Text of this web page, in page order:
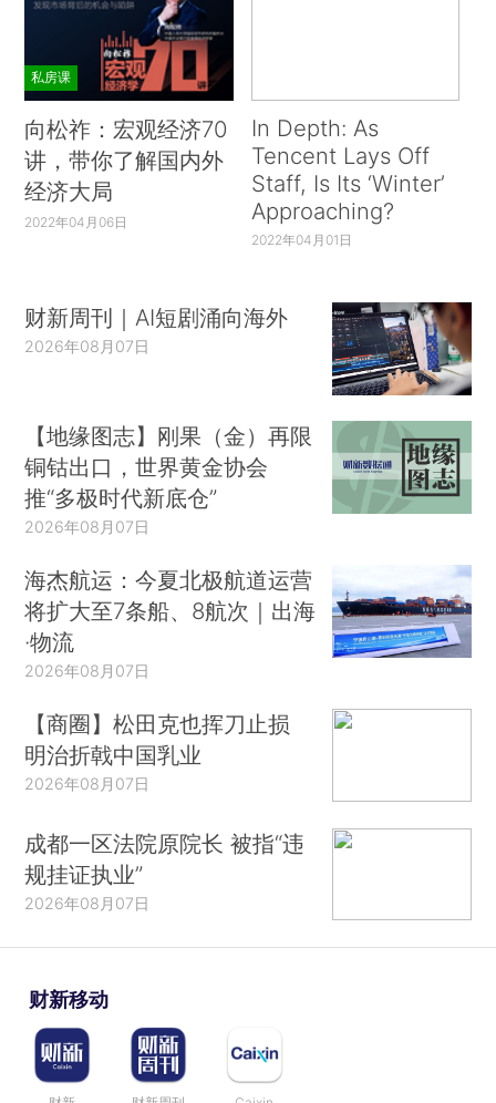
私房课
向松祚：宏观经济70
讲，带你了解国内外
经济大局
2022年04月06日
In Depth: As
Tencent Lays Off
Staff, Is Its ‘Winter’
Approaching?
2022年04月01日
财新周刊｜AI短剧涌向海外
2026年08月07日
【地缘图志】刚果（金）再限
铜钴出口，世界黄金协会
推“多极时代新底仓”
2026年08月07日
海杰航运：今夏北极航道运营
将扩大至7条船、8航次｜出海
·物流
2026年08月07日
【商圈】松田克也挥刀止损
明治折戟中国乳业
2026年08月07日
成都一区法院原院长 被指“违
规挂证执业”
2026年08月07日
财新移动